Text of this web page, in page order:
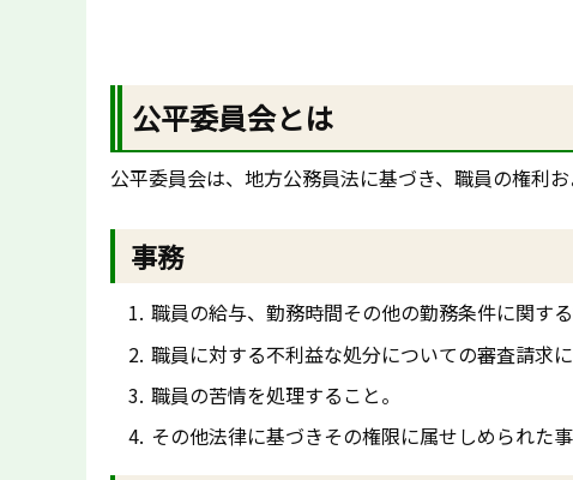
公平委員会とは
公平委員会は、地方公務員法に基づき、職員の権利
事務
職員の給与、勤務時間その他の勤務条件に関す
職員に対する不利益な処分についての審査請求
職員の苦情を処理すること。
その他法律に基づきその権限に属せしめられた